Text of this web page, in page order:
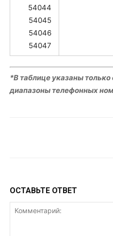
54044
54045
54046
54047
*В таблице указаны
диапазоны телефонных
ОСТАВЬТЕ ОТВЕТ